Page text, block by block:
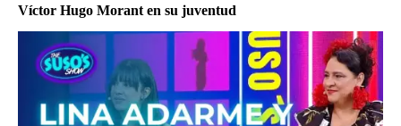
Víctor Hugo Morant en su juventud